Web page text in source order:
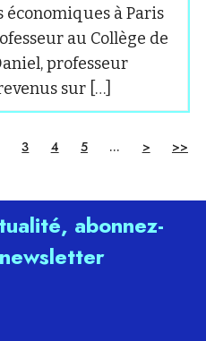
économiques à Paris
au Collège de
professeur
sur […]
3 4 5 ... > >>
abonnez-